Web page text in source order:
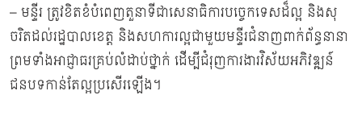
– មន្ទីរ ត្រូវខិតខំបំពេញតួនាទីជាសេនាធិការបច្ចេកទេសដ៏ល្អ និងសុ
ចរិតដល់រដ្ឋបាលខេត្ត និងសហការល្អជាមួយមន្ទីរជំនាញពាក់ព័ន្ធនានា
ព្រមទាំងអាជ្ញាធរគ្រប់លំដាប់ថ្នាក់ ដើម្បីជំរុញការងារវិស័យអភិវឌ្ឍន៍
ជនបទកាន់តែល្អប្រសើរឡើង។